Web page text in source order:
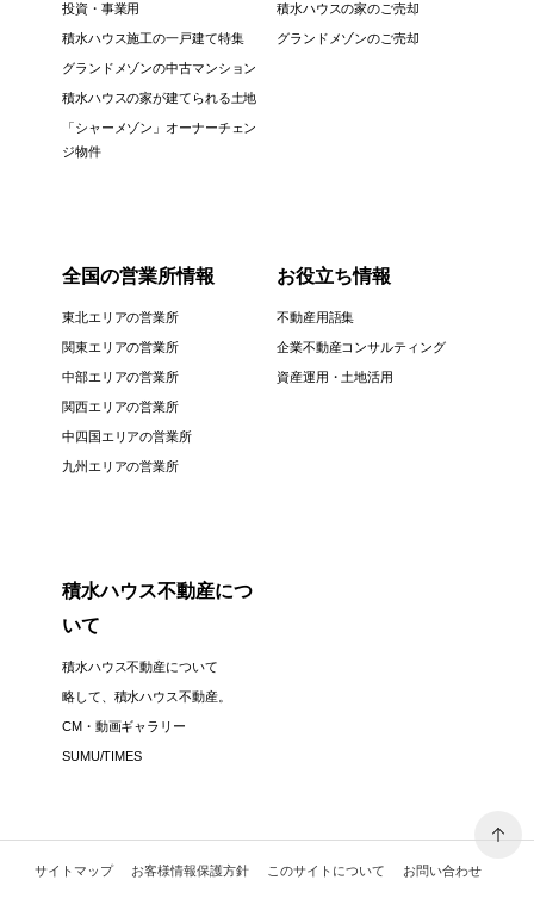
投資・事業用
積水ハウス施工の一戸建て特集
グランドメゾンの中古マンション
積水ハウスの家が建てられる土地
「シャーメゾン」オーナーチェン
ジ物件
積水ハウスの家のご売却
グランドメゾンのご売却
全国の営業所情報
東北エリアの営業所
関東エリアの営業所
中部エリアの営業所
関西エリアの営業所
中四国エリアの営業所
九州エリアの営業所
お役立ち情報
不動産用語集
企業不動産コンサルティング
資産運用・土地活用
積水ハウス不動産につ
いて
積水ハウス不動産について
略して、積水ハウス不動産。
CM・動画ギャラリー
SUMU/TIMES
サイトマップ お客様情報保護方針 このサイトについて お問い合わせ